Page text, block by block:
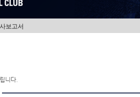
보고서
니다.